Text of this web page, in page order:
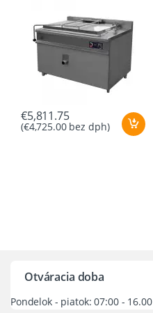
€5,811.75
(€4,725.00bez dph)
Otváracia doba
Pondelok - piatok: 07:00 - 16.00